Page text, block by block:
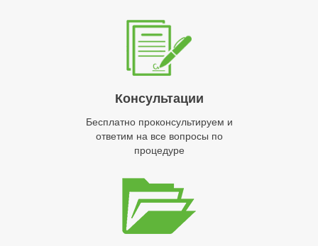
Консультации
Бесплатно проконсультируем и
ответим на все вопросы по
процедуре